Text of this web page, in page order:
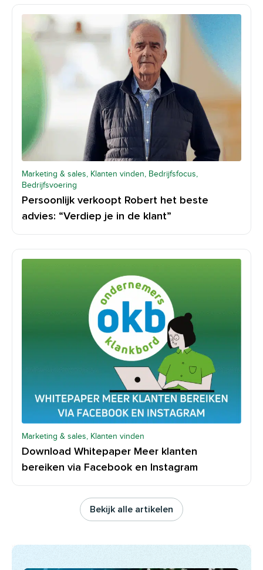
Marketing & sales, Klanten vinden, Bedrijfsfocus,
Bedrijfsvoering
Persoonlijk verkoopt Robert het beste
advies: “Verdiep je in de klant”
Marketing & sales, Klanten vinden
Download Whitepaper Meer klanten
bereiken via Facebook en Instagram
Bekijk alle artikelen